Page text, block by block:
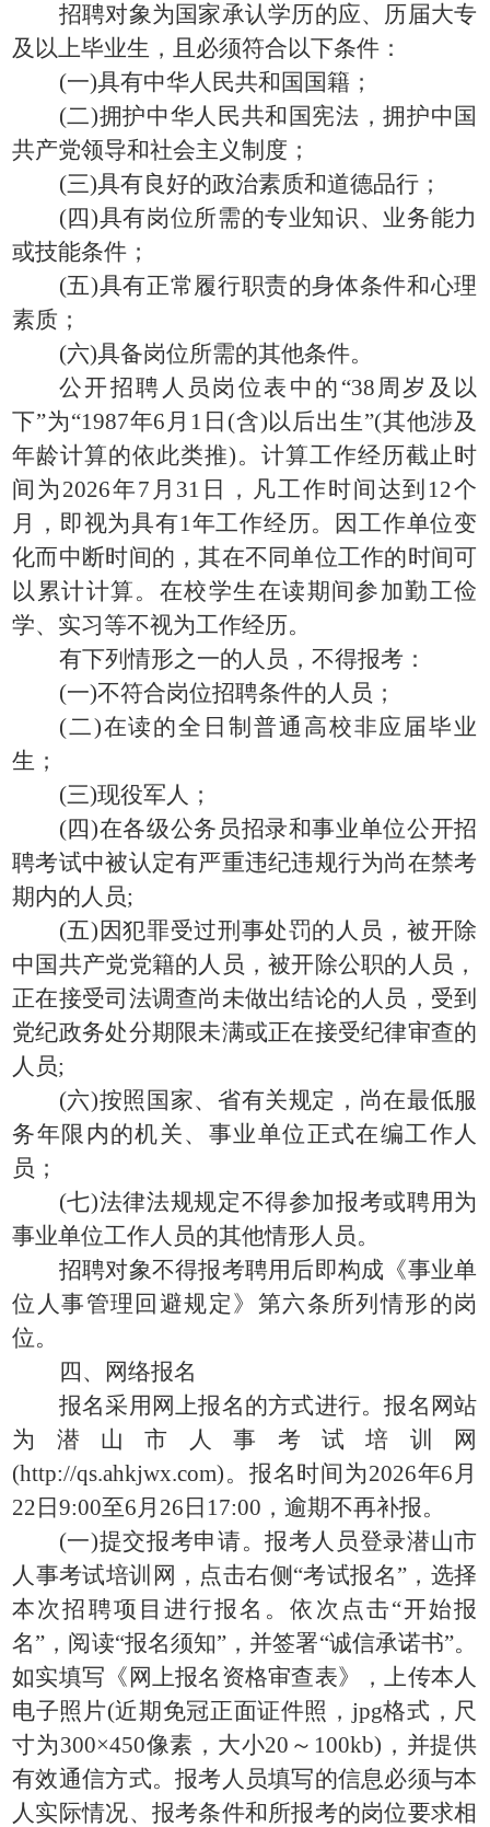
招聘对象为国家承认学历的应、历届大专
及以上毕业生，且必须符合以下条件：
(一)具有中华人民共和国国籍；
(二)拥护中华人民共和国宪法，拥护中国
共产党领导和社会主义制度；
(三)具有良好的政治素质和道德品行；
(四)具有岗位所需的专业知识、业务能力
或技能条件；
(五)具有正常履行职责的身体条件和心理
素质；
(六)具备岗位所需的其他条件。
公开招聘人员岗位表中的“38周岁及以
下”为“1987年6月1日(含)以后出生”(其他涉及
年龄计算的依此类推)。计算工作经历截止时
间为2026年7月31日，凡工作时间达到12个
月，即视为具有1年工作经历。因工作单位变
化而中断时间的，其在不同单位工作的时间可
以累计计算。在校学生在读期间参加勤工俭
学、实习等不视为工作经历。
有下列情形之一的人员，不得报考：
(一)不符合岗位招聘条件的人员；
(二)在读的全日制普通高校非应届毕业
生；
(三)现役军人；
(四)在各级公务员招录和事业单位公开招
聘考试中被认定有严重违纪违规行为尚在禁考
期内的人员;
(五)因犯罪受过刑事处罚的人员，被开除
中国共产党党籍的人员，被开除公职的人员，
正在接受司法调查尚未做出结论的人员，受到
党纪政务处分期限未满或正在接受纪律审查的
人员;
(六)按照国家、省有关规定，尚在最低服
务年限内的机关、事业单位正式在编工作人
员；
(七)法律法规规定不得参加报考或聘用为
事业单位工作人员的其他情形人员。
招聘对象不得报考聘用后即构成《事业单
位人事管理回避规定》第六条所列情形的岗
位。
四、网络报名
报名采用网上报名的方式进行。报名网站
为潜山市人事考试培训网
(http://qs.ahkjwx.com)。报名时间为2026年6月
22日9:00至6月26日17:00，逾期不再补报。
(一)提交报考申请。报考人员登录潜山市
人事考试培训网，点击右侧“考试报名”，选择
本次招聘项目进行报名。依次点击“开始报
名”，阅读“报名须知”，并签署“诚信承诺书”。
如实填写《网上报名资格审查表》，上传本人
电子照片(近期免冠正面证件照，jpg格式，尺
寸为300×450像素，大小20～100kb)，并提供
有效通信方式。报考人员填写的信息必须与本
人实际情况、报考条件和所报考的岗位要求相